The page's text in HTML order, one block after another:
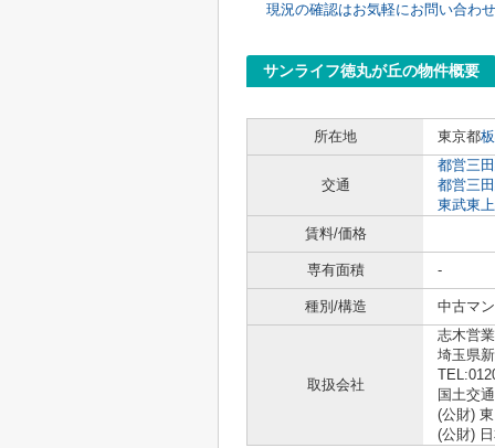
現況の確認はお気軽にお問い合わせ
サンライフ徳丸が丘の物件概要
所在地
東京都
交通
都営三
都営三
東武東
賃料/価格
専有面積 -
種別/構造 中古マ
取扱会社
志木営
埼玉県
国土交
(公財)
(公財)